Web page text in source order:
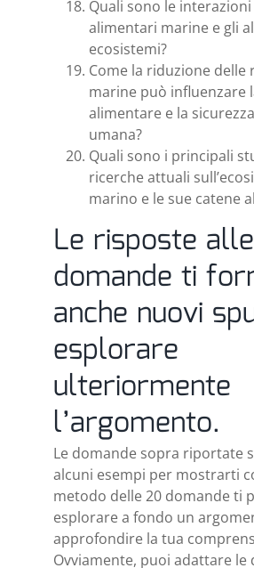
Quali sono le
alimentari marine e gli
ecosistemi?
Come la riduzione delle
marine può influenzare
alimentare e la
umana?
Quali sono i principali
ricerche attuali
marino e le sue catene
Le risposte alle
domande ti
anche nuovi
esplorare
ulteriormente
l’argomento.
Le domande sopra riportate
alcuni esempi per mostrarti
metodo delle 20 domande ti
esplorare a fondo un
approfondire la tua
Ovviamente, puoi adattare le